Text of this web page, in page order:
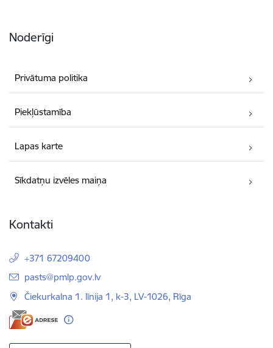
Noderīgi
Privātuma politika
Piekļūstamība
Lapas karte
Sīkdatņu izvēles maiņa
Kontakti
+371 67209400
E-pasts:
pasts@pmlp.gov.lv
Čiekurkalna 1. līnija 1, k-3, LV-1026, Rīga